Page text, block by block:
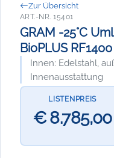
Zur Übersicht
ART.-NR. 15401
GRAM -25°C
BioPLUS
Innen: Edelstahl,
Innenausstattung
LISTENPREIS
€ 8.785,00